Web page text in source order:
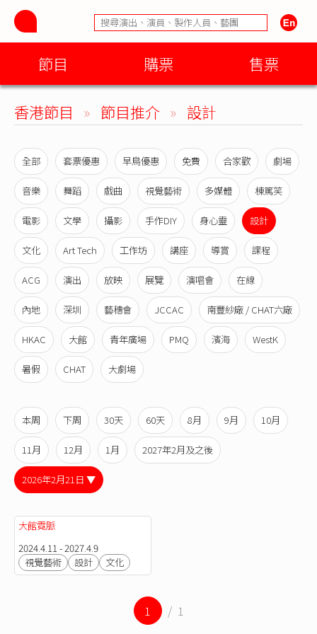
節目 購票 售票
香港節目 » 節目推介 » 設計
全部 套票優惠 早鳥優惠 免費 合家歡 劇場
音樂 舞蹈 戲曲 視覺藝術 多媒體 棟篤笑
電影 文學 攝影 手作DIY 身心靈 設計
文化 Art Tech 工作坊 講座 導賞 課程
ACG 演出 放映 展覽 演唱會 在線
內地 深圳 藝穗會 JCCAC 南豐紗廠 / CHAT六廠
HKAC 大館 青年廣場 PMQ 濱海 WestK
暑假 CHAT 大劇場
本周 下周 30天 60天 8月 9月 10月
11月 12月 1月 2027年2月及之後
2026年2月21日 ▼
大館霓脈
2024.4.11 - 2027.4.9
視覺藝術
設計 文化
1 / 1